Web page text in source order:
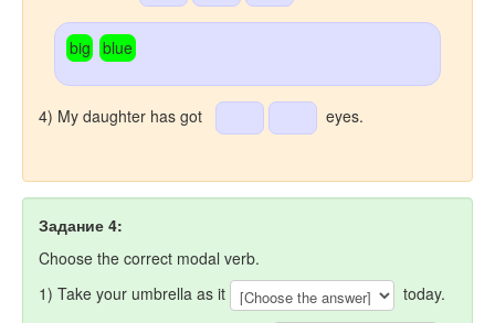
big blue
4) My daughter has got eyes.
Задание 4:
Choose the correct modal verb.
1) Take your umbrella as it
today.